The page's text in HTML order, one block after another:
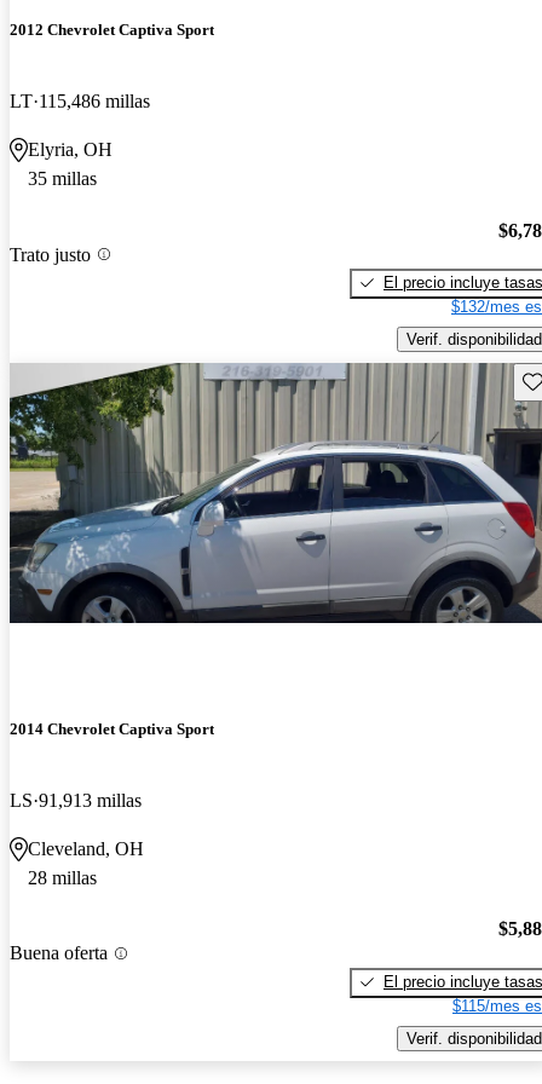
2012 Chevrolet Captiva Sport
LT 115,486 millas
Elyria, OH
35 millas
Trato justo
El precio incluye tasas
$132/mes
Verif. disponibilidad
2014 Chevrolet Captiva Sport
LS 91,913 millas
Cleveland, OH
28 millas
Buena oferta
El precio incluye tasas
$115/mes
Verif. disponibilidad